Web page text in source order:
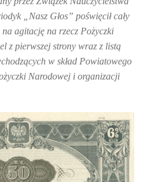
„Nasz Głos” poświęcił cały
agitację na rzecz Pożyczki
z pierwszej strony wraz z listą
w skład Powiatowego
Narodowej i organizacji